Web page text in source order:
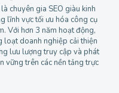
chuyên gia SEO giàu kinh
lĩnh vực tối ưu hóa công cụ
Với hơn 3 năm hoạt động,
loạt doanh nghiệp cải thiện
lưu lượng truy cập và phát
vững trên các nền tảng trực